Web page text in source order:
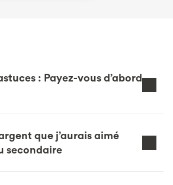
: Payez-vous d’abord
que j’aurais aimé
secondaire